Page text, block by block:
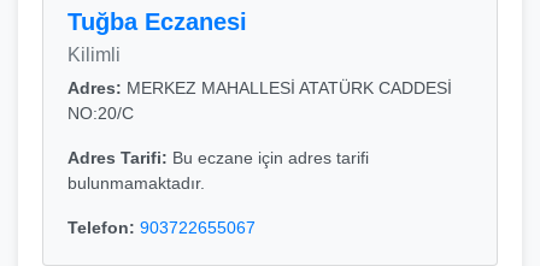
Tuğba Eczanesi
Kilimli
Adres: MERKEZ MAHALLESİ ATATÜRK CADDESİ
NO:20/C
Adres Tarifi: Bu eczane için adres tarifi
bulunmamaktadır.
Telefon: 903722655067